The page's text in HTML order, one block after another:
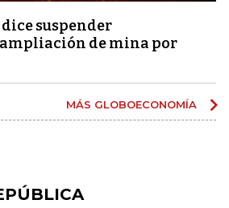
suspender
de mina por
MÁS GLOBOECONOMÍA